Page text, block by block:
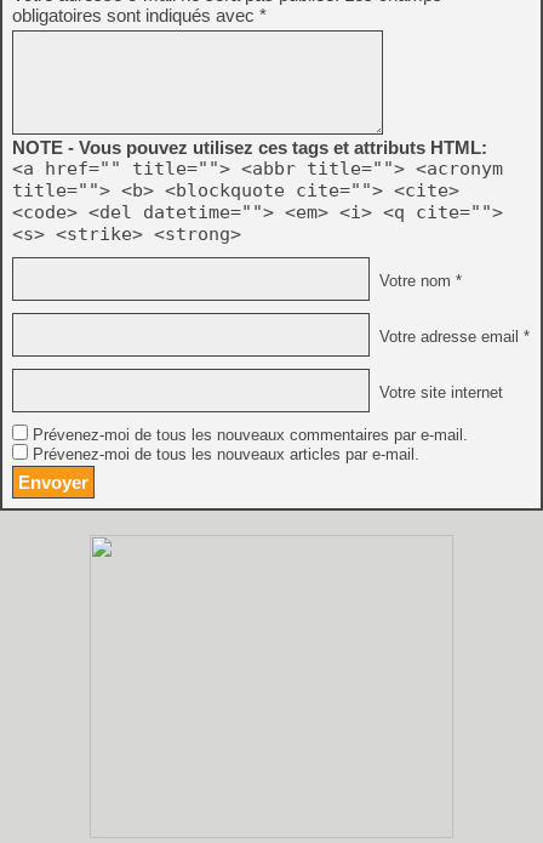
obligatoires sont indiqués avec *
NOTE - Vous pouvez utilisez ces tags et attributs HTML:
<a href="" title=""> <abbr title=""> <acronym
title=""> <b> <blockquote cite=""> <cite>
<code> <del datetime=""> <em> <i> <q cite="">
<s> <strike> <strong>
Votre nom *
Votre adresse email *
Votre site internet
Prévenez-moi de tous les nouveaux commentaires par e-mail.
Prévenez-moi de tous les nouveaux articles par e-mail.